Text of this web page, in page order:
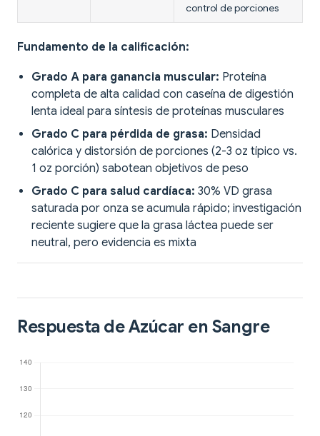
control de porciones
Fundamento de la calificación:
Grado A para ganancia muscular: Proteína
completa de alta calidad con caseína de digestión
lenta ideal para síntesis de proteínas musculares
Grado C para pérdida de grasa: Densidad
calórica y distorsión de porciones (2-3 oz típico vs.
1 oz porción) sabotean objetivos de peso
Grado C para salud cardíaca: 30% VD grasa
saturada por onza se acumula rápido; investigación
reciente sugiere que la grasa láctea puede ser
neutral, pero evidencia es mixta
Respuesta de Azúcar en Sangre